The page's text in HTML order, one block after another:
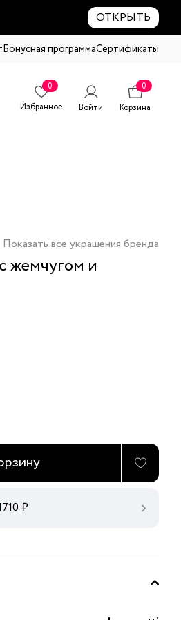
ОТКРЫТЬ
Бонусная программаСертификаты
0
Избранное
Войти
0
Корзина
Показать все украшения бренда
жемчугом и
₽